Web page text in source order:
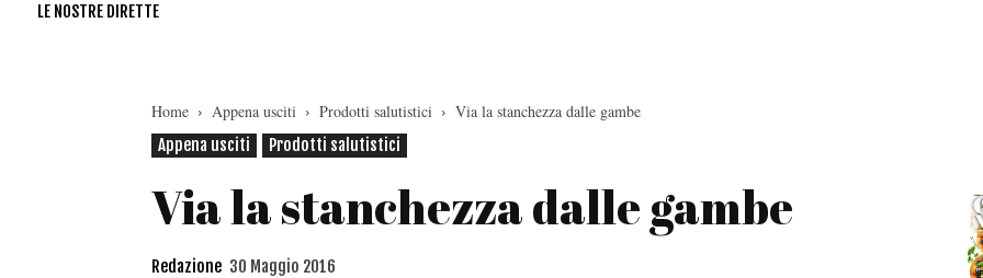
LE NOSTRE DIRETTE
Home Appena usciti Prodotti salutistici
Via la stanchezza dalle gambe
Appena usciti
Prodotti salutistici
Via la stanchezza dalle gambe
Redazione 30 Maggio 2016